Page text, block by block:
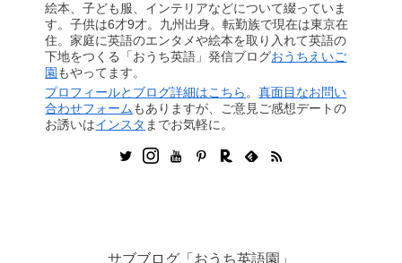
絵本、子ども服、インテリアなどについて綴っていま
す。子供は6才9才。九州出身。転勤族で現在は東京在
住。家庭に英語のエンタメや絵本を取り入れて英語の
下地をつくる「おうち英語」発信ブログおうちえいご
園 もやってます。
プロフィールとブログ詳細はこちら。真面目なお問い
合わせフォームもありますが、ご意見ご感想デートの
お誘いはインスタ までお気軽に。
サブブログ「おうち英語園」